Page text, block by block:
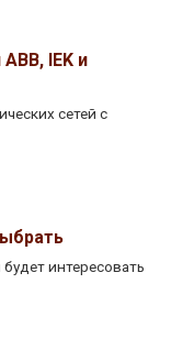
IEK и
сетей с
интересовать